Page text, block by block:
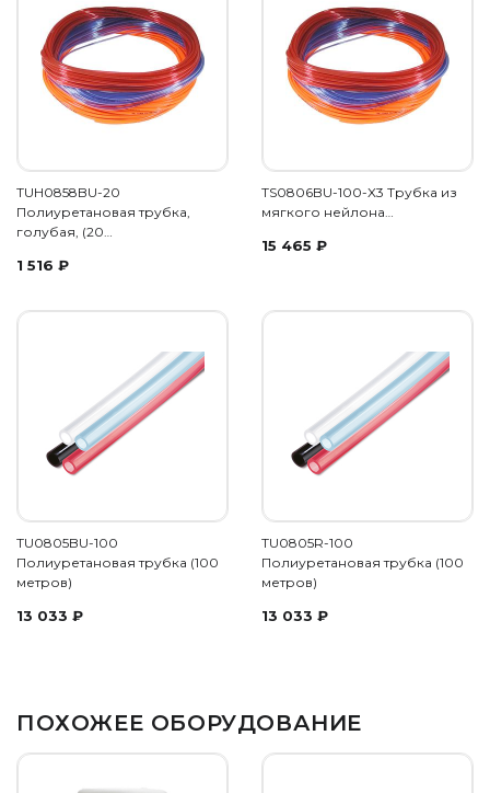
TUH0858BU-20
Полиуретановая трубка,
голубая, (20…
1 516 ₽
TS0806BU-100-X3 Трубка из
мягкого нейлона…
15 465 ₽
TU0805BU-100
Полиуретановая трубка (100
метров)
13 033 ₽
TU0805R-100
Полиуретановая трубка (100
метров)
13 033 ₽
ПОХОЖЕЕ ОБОРУДОВАНИЕ